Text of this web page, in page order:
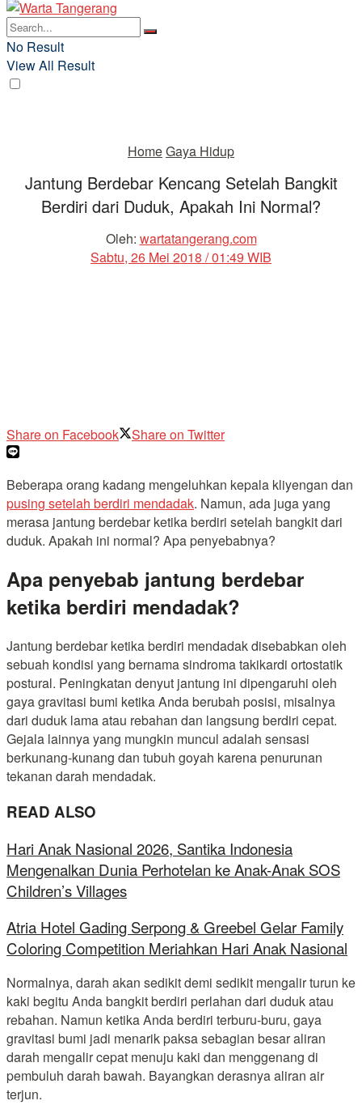
No Result
View All Result
HomeGaya Hidup
Jantung Berdebar Kencang Setelah Bangkit
Berdiri dari Duduk, Apakah Ini Normal?
Oleh: wartatangerang.com
Sabtu, 26 Mei 2018 / 01:49 WIB
Share on Facebook Share on Twitter
Beberapa orang kadang mengeluhkan kepala kliyengan dan
pusing setelah berdiri mendadak. Namun, ada juga yang
merasa jantung berdebar ketika berdiri setelah bangkit dari
duduk. Apakah ini normal? Apa penyebabnya?
Apa penyebab jantung berdebar
ketika berdiri mendadak?
Jantung berdebar ketika berdiri mendadak disebabkan oleh
sebuah kondisi yang bernama sindroma takikardi ortostatik
postural. Peningkatan denyut jantung ini dipengaruhi oleh
gaya gravitasi bumi ketika Anda berubah posisi, misalnya
dari duduk lama atau rebahan dan langsung berdiri cepat.
Gejala lainnya yang mungkin muncul adalah sensasi
berkunang-kunang dan tubuh goyah karena penurunan
tekanan darah mendadak.
READ ALSO
Hari Anak Nasional 2026, Santika Indonesia
Mengenalkan Dunia Perhotelan ke Anak-Anak SOS
Children’s Villages
Atria Hotel Gading Serpong & Greebel Gelar Family
Coloring Competition Meriahkan Hari Anak Nasional
Normalnya, darah akan sedikit demi sedikit mengalir turun ke
kaki begitu Anda bangkit berdiri perlahan dari duduk atau
rebahan. Namun ketika Anda berdiri terburu-buru, gaya
gravitasi bumi jadi menarik paksa sebagian besar aliran
darah mengalir cepat menuju kaki dan menggenang di
pembuluh darah bawah. Bayangkan derasnya aliran air
terjun.